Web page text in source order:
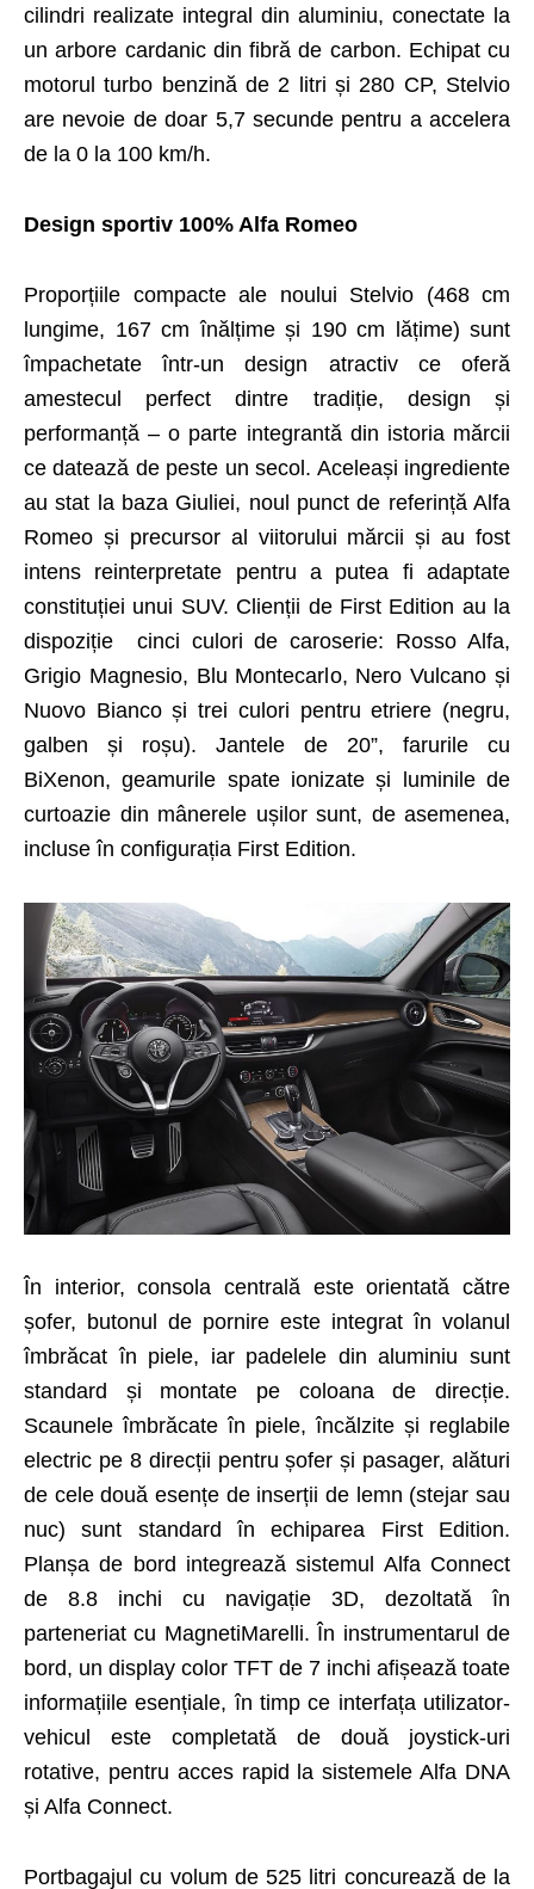
cilindri realizate integral din aluminiu, conectate la
un arbore cardanic din fibră de carbon. Echipat cu
motorul turbo benzină de 2 litri și 280 CP, Stelvio
are nevoie de doar 5,7 secunde pentru a accelera
de la 0 la 100 km/h.
Design sportiv 100% Alfa Romeo
Proporțiile compacte ale noului Stelvio (468 cm
lungime, 167 cm înălțime și 190 cm lățime) sunt
împachetate într-un design atractiv ce oferă
amestecul perfect dintre tradiție, design și
performanță – o parte integrantă din istoria mărcii
ce datează de peste un secol. Aceleași ingrediente
au stat la baza Giuliei, noul punct de referință Alfa
Romeo și precursor al viitorului mărcii și au fost
intens reinterpretate pentru a putea fi adaptate
constituției unui SUV. Clienții de First Edition au la
dispoziție cinci culori de caroserie: Rosso Alfa,
Grigio Magnesio, Blu Montecarlo, Nero Vulcano și
Nuovo Bianco și trei culori pentru etriere (negru,
galben și roșu). Jantele de 20”, farurile cu
BiXenon, geamurile spate ionizate și luminile de
curtoazie din mânerele ușilor sunt, de asemenea,
incluse în configurația First Edition.
În interior, consola centrală este orientată către
șofer, butonul de pornire este integrat în volanul
îmbrăcat în piele, iar padelele din aluminiu sunt
standard și montate pe coloana de direcție.
Scaunele îmbrăcate în piele, încălzite și reglabile
electric pe 8 direcții pentru șofer și pasager, alături
de cele două esențe de inserții de lemn (stejar sau
nuc) sunt standard în echiparea First Edition.
Planșa de bord integrează sistemul Alfa Connect
de 8.8 inchi cu navigație 3D, dezoltată în
parteneriat cu MagnetiMarelli. În instrumentarul de
bord, un display color TFT de 7 inchi afișează toate
informațiile esențiale, în timp ce interfața utilizator-
vehicul este completată de două joystick-uri
rotative, pentru acces rapid la sistemele Alfa DNA
și Alfa Connect.
Portbagajul cu volum de 525 litri concurează de la